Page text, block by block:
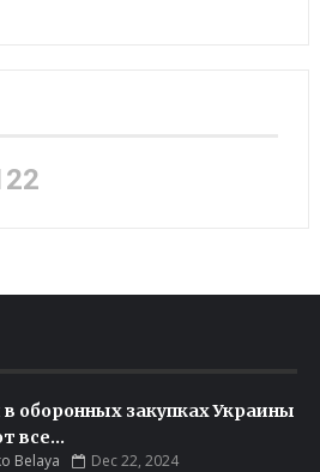
оборонных закупках Украины
все...
Belaya Dec 22, 2024